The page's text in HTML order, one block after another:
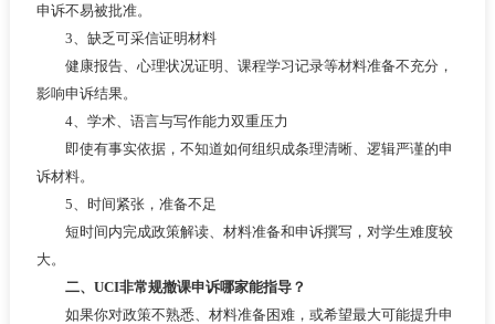
申诉不易被批准。
3、缺乏可采信证明材料
健康报告、心理状况证明、课程学习记录等材料准备不充分，
影响申诉结果。
4、学术、语言与写作能力双重压力
即使有事实依据，不知道如何组织成条理清晰、逻辑严谨的申
诉材料。
5、时间紧张，准备不足
短时间内完成政策解读、材料准备和申诉撰写，对学生难度较
大。
二、UCI非常规撤课申诉哪家能指导？
如果你对政策不熟悉、材料准备困难，或希望最大可能提升申